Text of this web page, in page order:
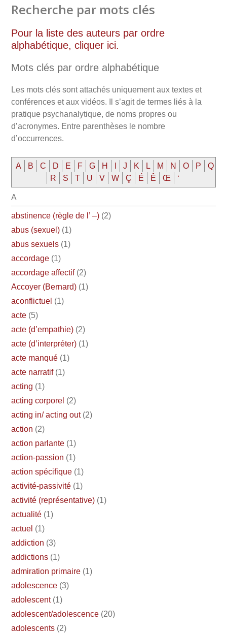
Recherche par mots clés
Pour la liste des auteurs par ordre
alphabétique, cliquer ici.
Mots clés par ordre alphabétique
Les mots clés sont attachés uniquement aux textes et
conférences et aux vidéos. Il s’agit de termes liés à la
pratique psychanalytique, de noms propres ou
d’acronymes. Entre parenthèses le nombre
d’occurrences.
A B C D E F G H J K L M N O P
Q
R
S T U V W Ç É Ê Œ ‘
A
abstinence (règle de l’ –) (2)
abus (sexuel) (1)
abus sexuels (1)
accordage (1)
accordage affectif (2)
Accoyer (Bernard) (1)
aconflictuel (1)
acte (5)
acte (d’empathie) (2)
acte (d’interpréter) (1)
acte manqué (1)
acte narratif (1)
acting (1)
acting corporel (2)
acting in/ acting out (2)
action (2)
action parlante (1)
action-passion (1)
action spécifique (1)
activité-passivité (1)
activité (représentative) (1)
actualité (1)
actuel (1)
addiction (3)
addictions (1)
admiration primaire (1)
adolescence (3)
adolescent (1)
adolescent/adolescence (20)
adolescents (2)